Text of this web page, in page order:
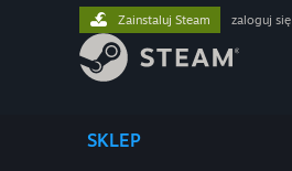
SKLEP
Zainstaluj Steam zaloguj się